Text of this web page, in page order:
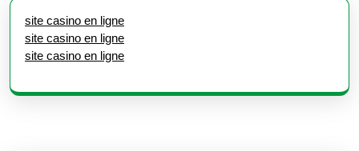
site casino en ligne
site casino en ligne
site casino en ligne